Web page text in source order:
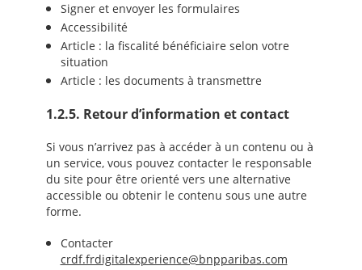
Signer et envoyer les formulaires
Accessibilité
Article : la fiscalité bénéficiaire selon votre
situation
Article : les documents à transmettre
1.2.5. Retour d’information et contact
Si vous n’arrivez pas à accéder à un contenu ou à
un service, vous pouvez contacter le responsable
du site pour être orienté vers une alternative
accessible ou obtenir le contenu sous une autre
forme.
Contacter
crdf.frdigitalexperience@bnpparibas.com